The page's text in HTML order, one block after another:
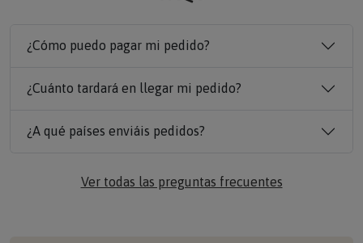
¿Cómo puedo pagar mi pedido?
¿Cuánto tardará en llegar mi pedido?
¿A qué países enviáis pedidos?
Ver todas las preguntas frecuentes